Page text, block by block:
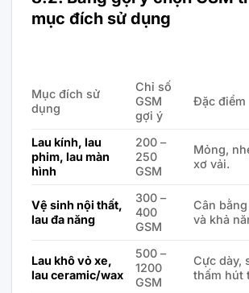
mục đích sử dụng
Mục đích sử
dụng
Chỉ số
GSM
gợi ý
Đặc điểm
Lau kính, lau
phim, lau màn
hình
200 –
250
GSM
Mỏng,
xơ vải.
Vệ sinh nội thất,
lau đa năng
300 –
400
GSM
Cân
và khả
Lau khô vỏ xe,
lau ceramic/wax
500 –
1200
GSM
Cực dày,
thấm hút